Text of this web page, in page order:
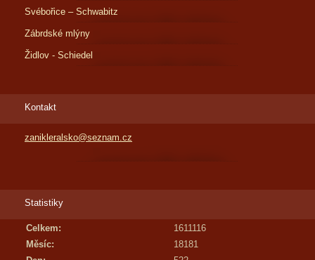
Svébořice – Schwabitz
Zábrdské mlýny
Židlov - Schiedel
Kontakt
zanikleralsko@seznam.cz
Statistiky
Celkem:
1611116
Měsíc:
18181